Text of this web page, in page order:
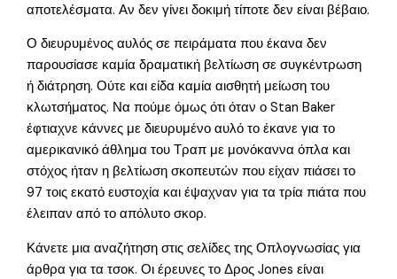
αποτελέσματα. Αν δεν γίνει δοκιμή τίποτε δεν είναι βέβαιο.
Ο διευρυμένος αυλός σε πειράματα που έκανα δεν
παρουσίασε καμία δραματική βελτίωση σε συγκέντρωση
ή διάτρηση. Ούτε και είδα καμία αισθητή μείωση του
κλωτσήματος. Να πούμε όμως ότι όταν ο Stan Baker
έφτιαχνε κάννες με διευρυμένο αυλό το έκανε για το
αμερικανικό άθλημα του Τραπ με μονόκαννα όπλα και
στόχος ήταν η βελτίωση σκοπευτών που είχαν πιάσει το
97 τοις εκατό ευστοχία και έψαχναν για τα τρία πιάτα που
έλειπαν από το απόλυτο σκορ.
Κάνετε μια αναζήτηση στις σελίδες της Οπλογνωσίας για
άρθρα για τα τσοκ. Οι έρευνες το Δρος Jones είναι